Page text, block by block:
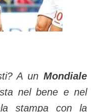
A un Mondiale
nel bene e nel
stampa con la